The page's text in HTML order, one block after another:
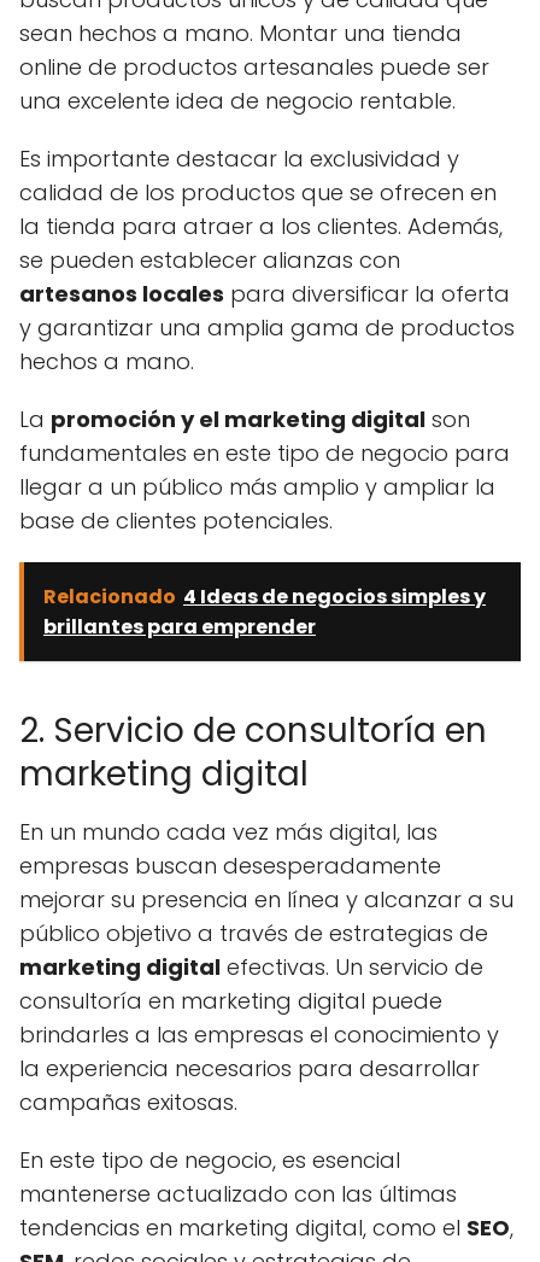
sean hechos a mano. Montar una tienda
online de productos artesanales puede ser
una excelente idea de negocio rentable.
Es importante destacar la exclusividad y
calidad de los productos que se ofrecen en
la tienda para atraer a los clientes. Además,
se pueden establecer alianzas con
artesanos locales para diversificar la oferta
y garantizar una amplia gama de productos
hechos a mano.
La promoción y el marketing digital son
fundamentales en este tipo de negocio para
llegar a un público más amplio y ampliar la
base de clientes potenciales.
Relacionado 4 Ideas de negocios simples y
brillantes para emprender
2. Servicio de consultoría en
marketing digital
En un mundo cada vez más digital, las
empresas buscan desesperadamente
mejorar su presencia en línea y alcanzar a su
público objetivo a través de estrategias de
marketing digital efectivas. Un servicio de
consultoría en marketing digital puede
brindarles a las empresas el conocimiento y
la experiencia necesarios para desarrollar
campañas exitosas.
En este tipo de negocio, es esencial
mantenerse actualizado con las últimas
tendencias en marketing digital, como el SEO,